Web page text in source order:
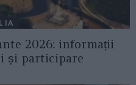
2026: informații
și participare